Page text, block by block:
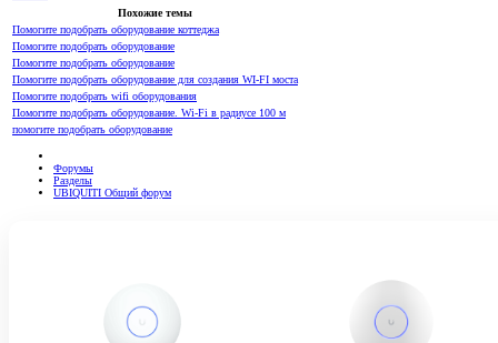
Похожие темы
Помогите подобрать оборудование коттеджа
Помогите подобрать оборудование
Помогите подобрать оборудование
Помогите подобрать оборудование для создания WI-FI моста
Помогите подобрать wifi оборудования
Помогите подобрать оборудование. Wi-Fi в радиусе 100 м
помогите подобрать оборудование
Форумы
Разделы
UBIQUITI Общий форум